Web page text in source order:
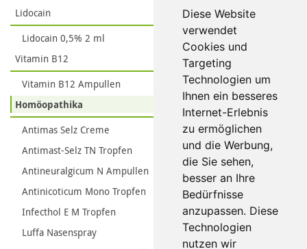
Diese Website
verwendet
Cookies und
Targeting
Technologien um
Ihnen ein besseres
Internet-Erlebnis
zu ermöglichen
und die Werbung,
die Sie sehen,
besser an Ihre
Bedürfnisse
anzupassen. Diese
Technologien
nutzen wir
Lidocain
Lidocain 0,5% 2 ml
Vitamin B12
Vitamin B12 Ampullen
Homöopathika
Antimas Selz Creme
Antimast-Selz TN Tropfen
Antineuralgicum N Ampullen
Antinicoticum Mono Tropfen
Infecthol E M Tropfen
Luffa Nasenspray